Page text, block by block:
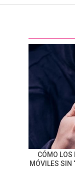
CÓMO LOS
MÓVILES SIN